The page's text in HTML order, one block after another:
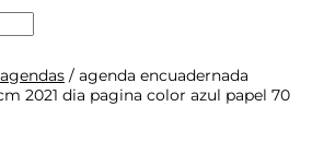
agendas / agenda encuadernada
2021 dia pagina color azul papel 70